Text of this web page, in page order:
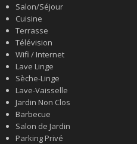
Salon/Séjour
Cuisine
Terrasse
Télévision
Wifi / Internet
Lave Linge
Sèche-Linge
Lave-Vaisselle
Jardin Non Clos
Barbecue
Salon de Jardin
Parking Privé